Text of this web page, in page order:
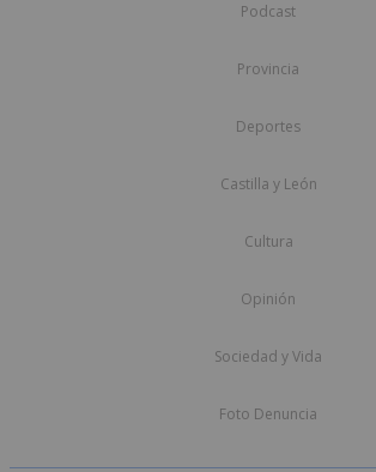
Podcast
Provincia
Deportes
Castilla y León
Cultura
Opinión
Sociedad y Vida
Foto Denuncia